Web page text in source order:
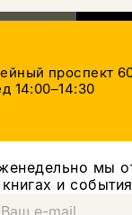
проспект
14:00–14:30
мы
и